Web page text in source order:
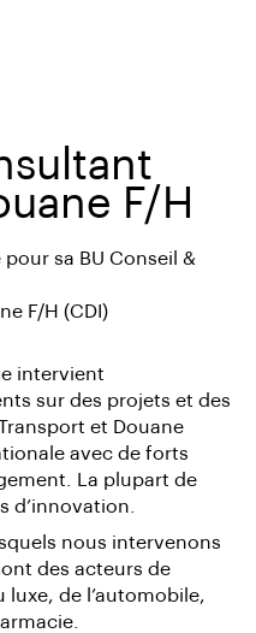
F/H
sa BU Conseil &
F/H (CDI)
intervient
sur des projets et des
et Douane
avec de forts
La plupart de
d’innovation.
nous intervenons
des acteurs de
luxe, de l’automobile,